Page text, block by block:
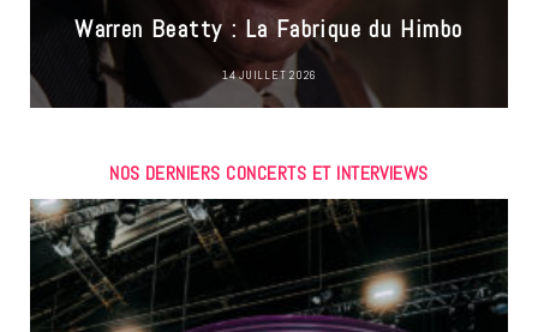
Warren Beatty : La Fabrique du Himbo
14 JUILLET 2026
NOS DERNIERS CONCERTS ET INTERVIEWS